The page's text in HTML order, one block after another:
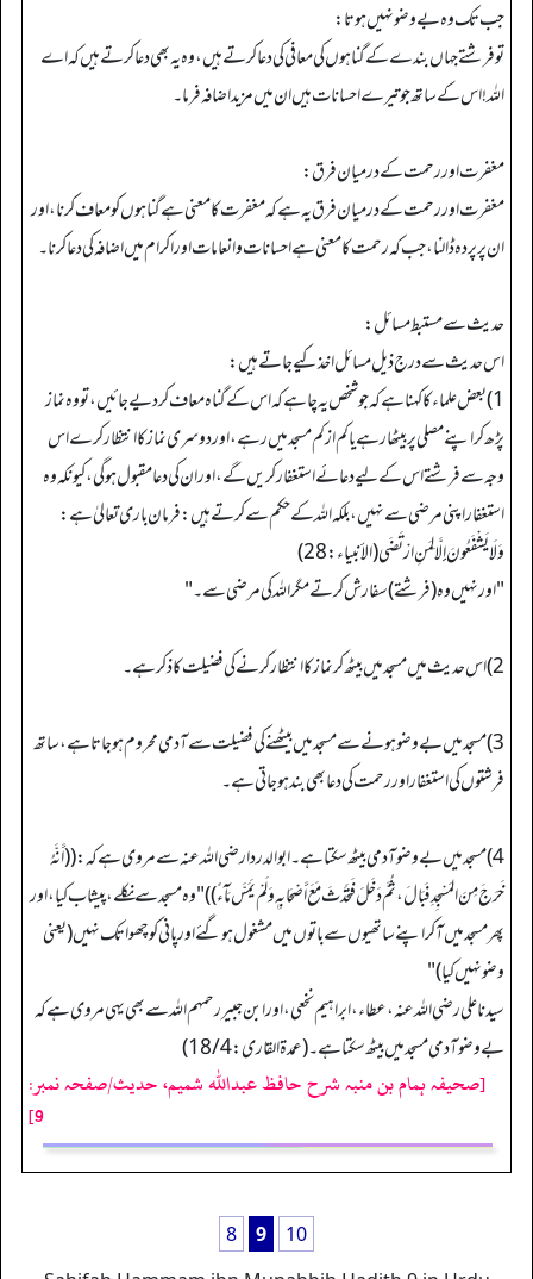
جب تک وہ بے وضو نہیں ہوتا:
تو فرشتے جہاں بندے کے گناہوں کی معافی کی دعا کرتے ہیں، وہ یہ بھی دعا کرتے ہیں کہ اے
الله! اس کے ساتھ جو تیرے احسانات ہیں ان میں مزید اضافہ فرما۔
مغفرت اور رحمت کے درمیان فرق:
مغفرت اور رحمت کے درمیان فرق یہ ہے کہ مغفرت کا معنی ہے گناہوں کو معاف کرنا، اور
ان پر پردہ ڈالنا، جب کہ رحمت کا معنی ہے احسانات و انعامات اور اکرام میں اضافہ کی دعا کرنا۔
حدیث سے مستبط مسائل:
اس حدیث سے درج ذیل مسائل اخذ کیے جاتے ہیں:
1) بعض علماء کا کہنا ہے کہ جو شخص یہ چاہے کہ اس کے گناہ معاف کر دیے جائیں، تو وہ نماز
پڑھ کر اپنے مصلی پر بیٹھا رہے یا کم از کم مسجد میں رہے، اور دوسری نماز کا انتظار کرے اس
وجہ سے فرشتے اس کے لیے دعائے استغفار کریں گے، اور ان کی دعا مقبول ہوگی، کیونکہ وہ
استغفار اپنی مرضی سے نہیں، بلکہ الله کے حکم سے کرتے ہیں: فرمان باری تعالیٰ ہے:
وَلَا يَشْفَعُونَ إِلَّا لِمَنِ ارْتَضَى (الأنبیاء: 28)
"اور نہیں وہ (فرشتے) سفارش کرتے مگر الله کی مرضی سے۔ "
2) اس حدیث میں مسجد میں بیٹھ کر نماز کا انتظار کرنے کی فضیلت کا ذکر ہے۔
3) مسجد میں بے وضو ہونے سے مسجد میں بیٹھنے کی فضیلت سے آدمی محروم ہو جاتا ہے، ساتھ
فرشتوں کی استغفار اور رحمت کی دعا بھی بند ہو جاتی ہے۔
4) مسجد میں بے وضو آدمی بیٹھ سکتا ہے۔ ابو الدردا رضی الله عنہ سے مروی ہے کہ: ((أَنَّهُ
خَرَجَ مِنَ المَسْجِدِ فَبَالَ، ثُمَّ دَخَلَ فَتَحَدَّثَ مَعَ أَصْحَابِهٖ وَلَمْ يَمَسَّ مَآءً)) "وہ مسجد سے نکلے، پیشاب کیا، اور
پھر مسجد میں آکر اپنے ساتھیوں سے باتوں میں مشغول ہوگئے اور پانی کو چھوا تک نہیں (یعنی
وضو نہیں کیا)"
سیدنا علی رضی الله عنہ، عطاء، ابراہیم نخعی، اور ابن جبیر رحمہم الله سے بھی یہی مروی ہے کہ
بے وضو آدمی مسجد میں بیٹھ سکتا ہے۔ (عمدة القاری: 18/4)
[صحیفہ ہمام بن منبہ شرح حافظ عبداللہ شمیم، حدیث/صفحہ نمبر:
9]
8 9
10